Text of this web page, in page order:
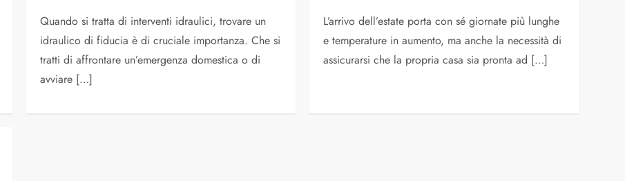
Quando si tratta di interventi idraulici, trovare un
idraulico di fiducia è di cruciale importanza. Che si
tratti di affrontare un’emergenza domestica o di
avviare […]
L’arrivo dell’estate porta con sé giornate più lunghe
e temperature in aumento, ma anche la necessità di
assicurarsi che la propria casa sia pronta ad […]